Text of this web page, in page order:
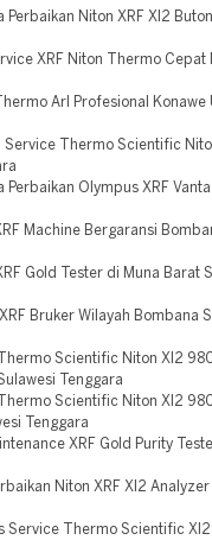
Perbaikan Niton XRF Xl2
XRF Niton Thermo Cepat
Arl Profesional Konawe
Thermo Scientific
Olympus XRF
Machine Bergaransi
Gold Tester di Muna Barat
Bruker Wilayah Bombana
Scientific Niton Xl2
Tenggara
Scientific Niton Xl2
Tenggara
XRF Gold Purity
Niton XRF Xl2
Service Thermo Scientific